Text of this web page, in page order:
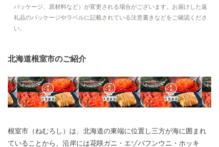
パッケージ、原材料など）が変更される場合がございます。お届けした返
礼品のパッケージやラベルに記載されている注意書きなどをご確認くださ
い。
北海道根室市のご紹介
根室市（ねむろし）は、北海道の東端に位置し三方が海に囲まれ
ていることから、沿岸には花咲ガニ・エゾバフンウニ・ホッキ